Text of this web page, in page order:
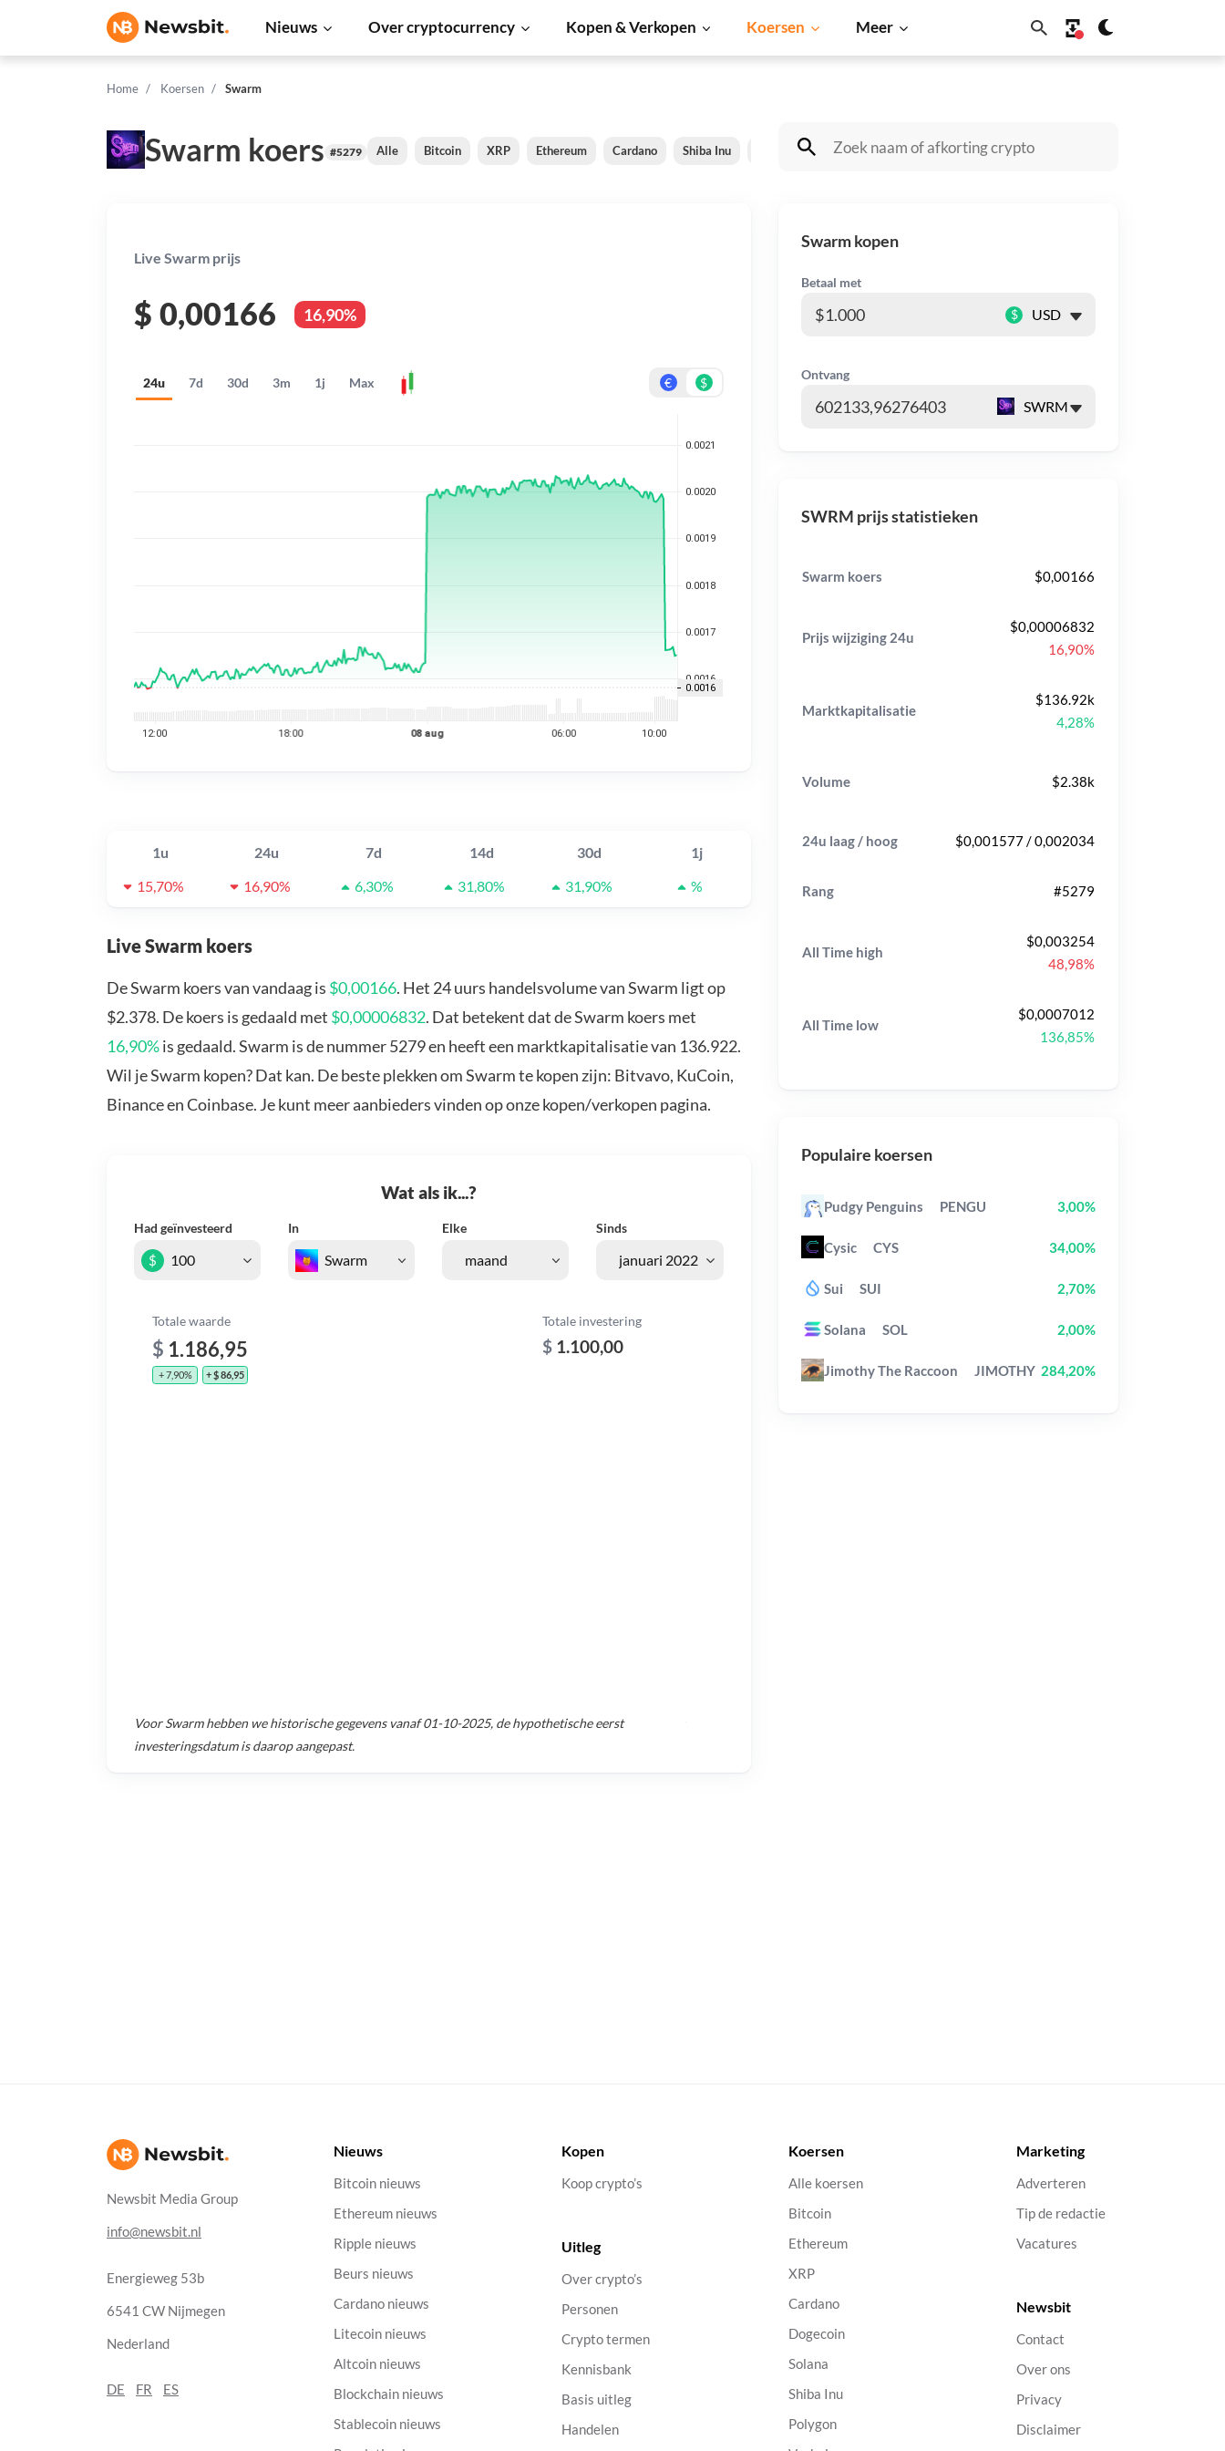
Nieuws Over cryptocurrency Kopen & Verkopen Koersen Meer
Home Koersen Swarm
Swarm koers #5279 Alle Bitcoin XRP Ethereum Cardano Shiba Inu Dogecoin Solana BNB
Live Swarm prijs
$ 0,00166 16,90%
24u 7d 30d 3m 1j Max € $
1u 24u 7d 14d 30d
1j
15,70%
16,90% 6,30% 31,80% 31,90% %
Live Swarm koers
De Swarm koers van vandaag is $0,00166. Het 24 uurs handelsvolume van Swarm ligt op
$2.378. De koers is gedaald met $0,00006832. Dat betekent dat de Swarm koers met
16,90%is gedaald. Swarm is de nummer 5279 en heeft een marktkapitalisatie van 136.922.
Wil je Swarm kopen? Dat kan. De beste plekken om Swarm te kopen zijn: Bitvavo, KuCoin,
Binance en Coinbase. Je kunt meer aanbieders vinden op onze kopen/verkopen pagina.
Wat als ik...?
Had geïnvesteerd In Elke Sinds
$
Totale waarde
$ 1.186,95
+ 7,90% + $ 86,95
Totale investering
$ 1.100,00
VoorSwarmhebben we historische gegevens vanaf01-10-2025, de hypothetische eerst
investeringsdatum is daarop aangepast.
Swarm kopen
Betaal met
$
Ontvang
SWRM prijs statistieken
Swarm koers $0,00166
Prijs wijziging 24u
$0,00006832
16,90%
Marktkapitalisatie
$136.92k
4,28%
Volume $2.38k
24u laag / hoog $0,001577 / 0,002034
Rang #5279
All Time high
$0,003254
48,98%
All Time low
$0,0007012
136,85%
Populaire koersen
Pudgy Penguins PENGU 3,00%
Cysic CYS 34,00%
Sui SUI 2,70%
Solana SOL 2,00%
Jimothy The Raccoon JIMOTHY 284,20%
Newsbit Media Group
info@newsbit.nl
Energieweg 53b
6541 CW Nijmegen
Nederland
DE FR ES
Nieuws
Bitcoin nieuws
Ethereum nieuws
Ripple nieuws
Beurs nieuws
Cardano nieuws
Litecoin nieuws
Altcoin nieuws
Blockchain nieuws
Stablecoin nieuws
Kopen
Koop crypto’s
Uitleg
Over crypto’s
Personen
Crypto termen
Kennisbank
Basis uitleg
Handelen
Koersen
Alle koersen
Bitcoin
Ethereum
XRP
Cardano
Dogecoin
Solana
Shiba Inu
Polygon
Marketing
Adverteren
Tip de redactie
Vacatures
Newsbit
Contact
Over ons
Privacy
Disclaimer